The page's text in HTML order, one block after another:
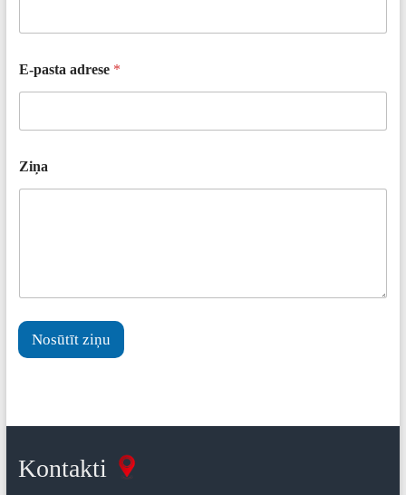
E-pasta adrese *
Ziņa
Nosūtīt ziņu
Kontakti